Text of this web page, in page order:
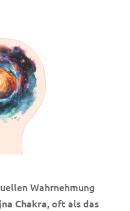
Wahrnehmung
Chakra, oft als das